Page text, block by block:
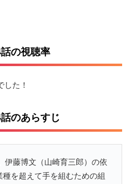
話の視聴率
た！
のあらすじ
伊藤博文（山崎育三郎）の依
を超えて手を組むための組